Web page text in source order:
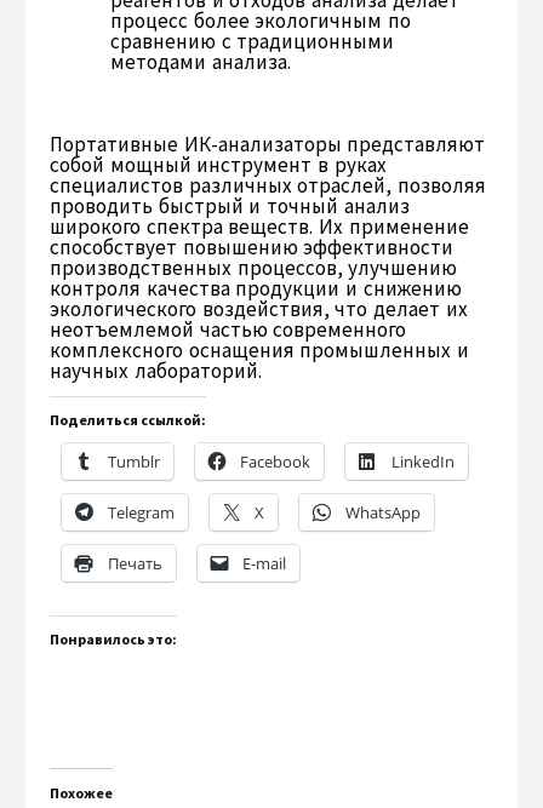
процесс более экологичным по
сравнению с традиционными
методами анализа.
Портативные ИК-анализаторы представляют
собой мощный инструмент в руках
специалистов различных отраслей, позволяя
проводить быстрый и точный анализ
широкого спектра веществ. Их применение
способствует повышению эффективности
производственных процессов, улучшению
контроля качества продукции и снижению
экологического воздействия, что делает их
неотъемлемой частью современного
комплексного оснащения промышленных и
научных лабораторий.
Поделиться ссылкой:
Tumblr Facebook LinkedIn
Telegram X WhatsApp
Печать E-mail
Понравилось это:
Похожее